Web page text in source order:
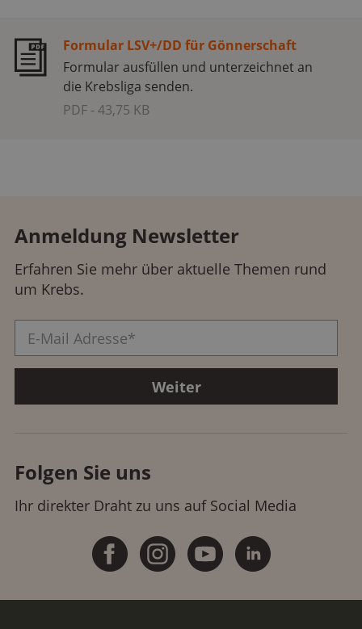
Formular LSV+/DD für Gönnerschaft
Formular ausfüllen und unterzeichnet an
die Krebsliga senden.
PDF - 43,75 KB
Anmeldung Newsletter
Erfahren Sie mehr über aktuelle Themen rund
um Krebs.
Folgen Sie uns
Ihr direkter Draht zu uns auf Social Media